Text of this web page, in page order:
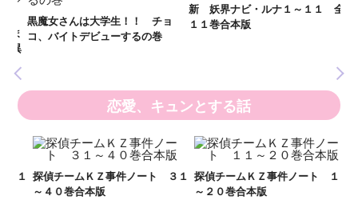
黒魔女さんは大学生！！ チョ
コ、バイトデビューするの巻
新 妖界ナビ・ルナ１～１１ 全
１１巻合本版
恋愛、キュンとする話
探偵チームＫＺ事件ノート ３１
～４０巻合本版
探偵チームＫＺ事件ノート １１
～２０巻合本版